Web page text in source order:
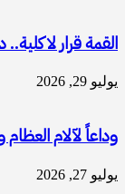
القمة قرار لا
يوليو 29, 2026
وداعاً لآلام
يوليو 27, 2026